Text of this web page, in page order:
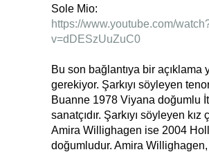
Sole Mio:
https://www.youtube.com/
v=dDESzUuZuC0
Bu son bağlantıya bir açıklama
gerekiyor. Şarkıyı söyleyen
Buanne 1978 Viyana doğumlu
sanatçıdır. Şarkıyı söyleyen kız
Amira Willighagen ise 2004
doğumludur. Amira